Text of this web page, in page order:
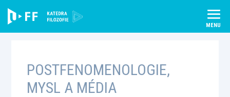
content
POSTFENOMENOLOGIE,
MYSL A MÉDIA